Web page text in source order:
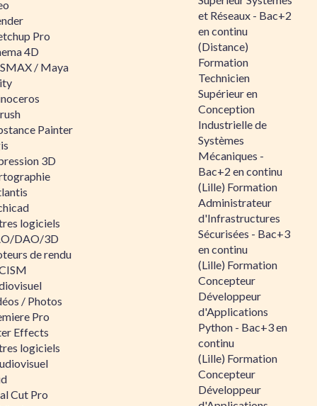
Pro
4D
/ Maya
Painter
3D
logiciels
DAO/3D
de rendu
/ Photos
Pro
Effects
logiciels
Cut Pro
et Réseaux - Bac+2
en continu
(Distance)
Formation
Technicien
Supérieur en
Conception
Industrielle de
Systèmes
Mécaniques -
Bac+2 en continu
(Lille) Formation
Administrateur
d'Infrastructures
Sécurisées - Bac+3
en continu
(Lille) Formation
Concepteur
Développeur
d'Applications
Python - Bac+3 en
continu
(Lille) Formation
Concepteur
Développeur